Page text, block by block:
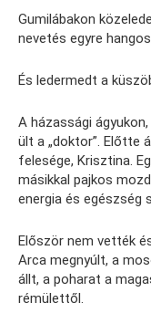
Gumilábakon
nevetés egyre
És ledermedt a
A házassági
ült a „doktor”. Előtte
felesége, Krisztina.
másikkal pajkos
energia és egészség
Először nem vették
Arca megnyúlt, a
állt, a poharat a
rémülettől.